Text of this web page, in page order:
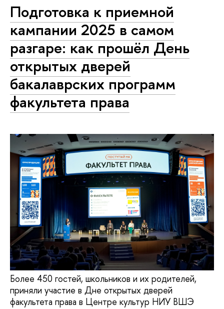
Подготовка к приемной
кампании 2025 в самом
разгаре: как прошёл День
открытых дверей
бакалаврских программ
факультета права
​​​​​​​Более 450 гостей, школьников и их родителей,
приняли участие в Дне открытых дверей
факультета права в Центре культур НИУ ВШЭ